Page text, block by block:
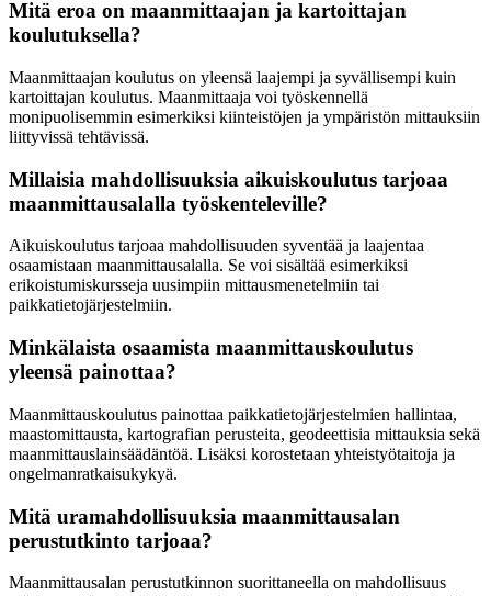
Mitä eroa on maanmittaajan ja kartoittajan
koulutuksella?
Maanmittaajan koulutus on yleensä laajempi ja syvällisempi kuin
kartoittajan koulutus. Maanmittaaja voi työskennellä
monipuolisemmin esimerkiksi kiinteistöjen ja ympäristön mittauksiin
liittyvissä tehtävissä.
Millaisia mahdollisuuksia aikuiskoulutus tarjoaa
maanmittausalalla työskenteleville?
Aikuiskoulutus tarjoaa mahdollisuuden syventää ja laajentaa
osaamistaan maanmittausalalla. Se voi sisältää esimerkiksi
erikoistumiskursseja uusimpiin mittausmenetelmiin tai
paikkatietojärjestelmiin.
Minkälaista osaamista maanmittauskoulutus
yleensä painottaa?
Maanmittauskoulutus painottaa paikkatietojärjestelmien hallintaa,
maastomittausta, kartografian perusteita, geodeettisia mittauksia sekä
maanmittauslainsäädäntöä. Lisäksi korostetaan yhteistyötaitoja ja
ongelmanratkaisukykyä.
Mitä uramahdollisuuksia maanmittausalan
perustutkinto tarjoaa?
Maanmittausalan perustutkinnon suorittaneella on mahdollisuus